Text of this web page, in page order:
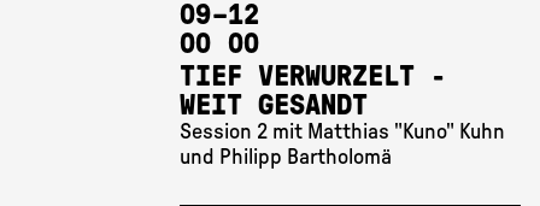
09
00
–12
00
TIEF VERWURZELT -
WEIT GESANDT
Session 2 mit Matthias "Kuno" Kuhn
und Philipp Bartholomä